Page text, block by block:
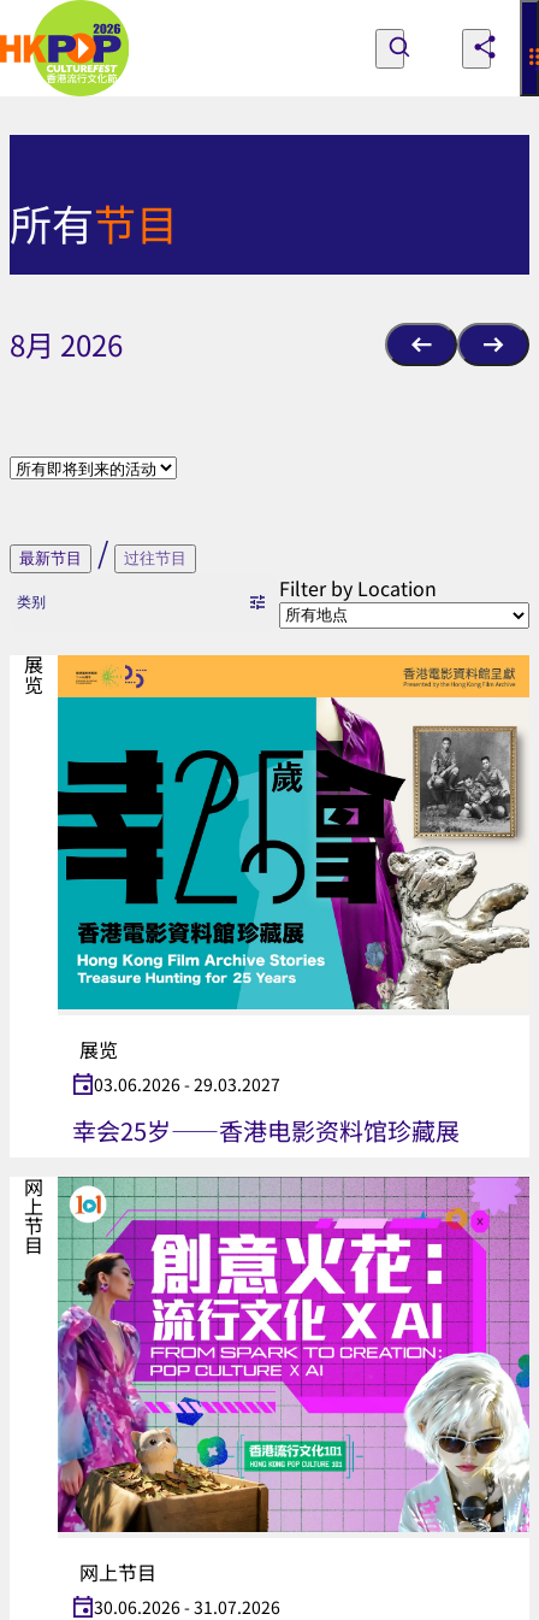
Skip to main content
所
有
目
|
香
流
行
文
化
节
关于香港流行文化节
探索节目、人们与地点
所有节目
8月 2026
最新节目 / 过往节目
类别 Filter by Location
展览
展览
03.06.2026 - 29.03.2027
幸会25岁——香港电影资料馆珍藏展
网上节目
网上节目
30.06.2026 - 31.07.2026